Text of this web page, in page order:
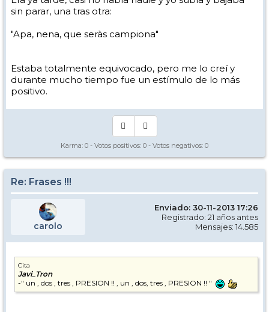
sin parar, una tras otra:
"Apa, nena, que seràs campiona"
Estaba totalmente equivocado, pero me lo creí y
durante mucho tiempo fue un estímulo de lo más
positivo.
Karma: 0 - Votos positivos: 0 - Votos negativos: 0
Re: Frases !!!
carolo
Enviado: 30-11-2013 17:26
Registrado: 21 años antes
Mensajes: 14.585
Cita
Javi_Tron
-" un , dos , tres , PRESION !! , un , dos, tres , PRESION !! "